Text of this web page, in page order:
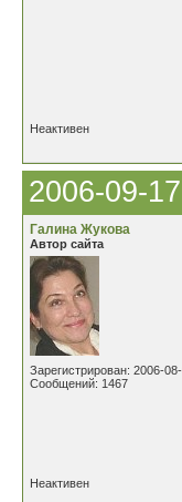
Неактивен
2006-09-
Галина Жукова
Автор сайта
Зарегистрирован: 2006-
Сообщений: 1467
Неактивен